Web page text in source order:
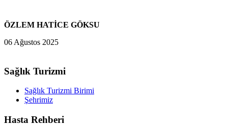
ÖZLEM HATİCE GÖKSU
06 Ağustos 2025
Sağlık Turizmi
Sağlık Turizmi Birimi
Şehrimiz
Hasta Rehberi